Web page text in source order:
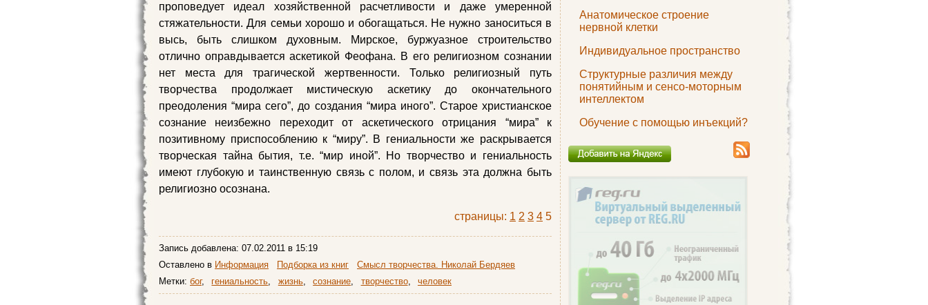
Анатомическое строение
нервной клетки
Индивидуальное пространство
Структурные различия между
понятийным и сенсо-моторным
интеллектом
Обучение с помощью инъекций?
проповедует идеал хозяйственной расчетливости и даже умеренной
стяжательности. Для семьи хорошо и обогащаться. Не нужно заноситься в
высь, быть слишком духовным. Мирское, буржуазное строительство
отлично оправдывается аскетикой Феофана. В его религиозном сознании
нет места для трагической жертвенности. Только религиозный путь
творчества продолжает мистическую аскетику до окончательного
преодоления “мира сего”, до создания “мира иного”. Старое христианское
сознание неизбежно переходит от аскетического отрицания “мира” к
позитивному приспособлению к “миру”. В гениальности же раскрывается
творческая тайна бытия, т.е. “мир иной”. Но творчество и гениальность
имеют глубокую и таинственную связь с полом, и связь эта должна быть
религиозно осознана.
страницы: 1 2 3 4 5
Запись добавлена: 07.02.2011 в 15:19
Оставлено в Информация Подборка из книг
Смысл творчества. Николай Бердяев
Метки: бог, гениальность, жизнь, сознание, творчество, человек